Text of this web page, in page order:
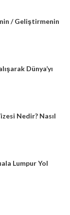
/ Geliştirmenin
Dünya’yı
Nedir? Nasıl
Lumpur Yol